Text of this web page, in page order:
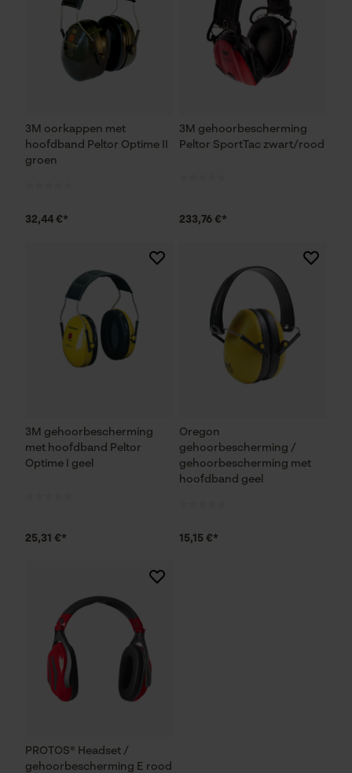
3M oorkappen met
hoofdband Peltor Optime II
groen
32,44 €*
3M gehoorbescherming
Peltor SportTac zwart/rood
233,76 €*
3M gehoorbescherming
met hoofdband Peltor
Optime I geel
25,31 €*
Oregon
gehoorbescherming /
gehoorbescherming met
hoofdband geel
15,15 €*
PROTOS® Headset /
gehoorbescherming E rood